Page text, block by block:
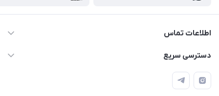
اطلاعات تماس
88843088 - 88843137 - 88843025 - 88848075
info@HLCgroup.ir
تهران، بهار جنوبی، کوچه خوشدل، پلاک 1، طبقه 4
دسترسی سریع
حساب کاربری
لیست محصولات